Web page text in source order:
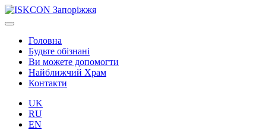
Головна
Будьте обізнані
Ви можете допомогти
Найближчий Храм
Контакти
UK
RU
EN